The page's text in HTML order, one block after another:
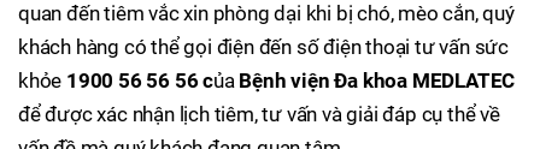
quan đến tiêm vắc xin phòng dại khi bị chó, mèo cắn, quý
khách hàng có thể gọi điện đến số điện thoại tư vấn sức
khỏe 1900 56 56 56 của Bệnh viện Đa khoa MEDLATEC
để được xác nhận lịch tiêm, tư vấn và giải đáp cụ thể về